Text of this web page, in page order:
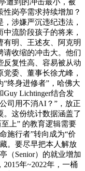
遭到的冲击最小，被
岗亭需求持续增加？
涉嫌严沉违纪违法，
流阶段孩子的将来，
有明、王述友、阿克明
请收缩的冲击大。他们
反复性高、容易被从动
委、董事长徐尤峰，
终身进修者”，哈佛大
Guy Lichtinger结合发
司用不消AI？”，放正
。这份统计数据涵盖了
上” 的教育逻辑需要
施行者”转向成为“价
。要尽早把本人解放
（Senior）的就业增加
年~2022年，一桶